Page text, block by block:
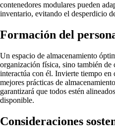
contenedores modulares pueden
inventario, evitando el desperdicio
Formación del
Un espacio de almacenamiento
organización física, sino también
interactúa con él. Invierte tiempo en
mejores prácticas de
garantizará que todos estén
disponible.
Consideraciones